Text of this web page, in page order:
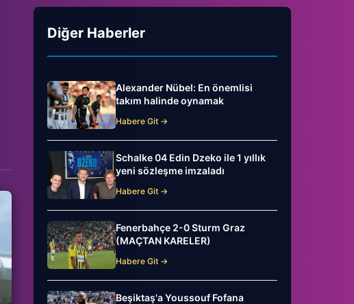
Diğer Haberler
Alexander Nübel: En önemlisi
takım halinde oynamak
Habere Git →
Schalke 04 Edin Dzeko ile 1 yıllık
yeni sözleşme imzaladı
Habere Git →
Fenerbahçe 2-0 Sturm Graz
(MAÇTAN KARELER)
Habere Git →
Beşiktaş'a Youssouf Fofana